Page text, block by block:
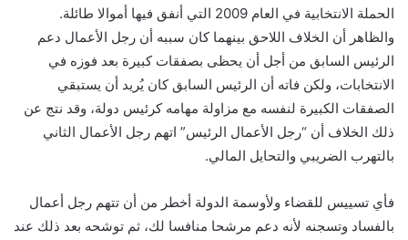
الحملة الانتخابية في العام 2009 التي أنفق فيها أموالا طائلة.
والظاهر أن الخلاف اللاحق بينهما كان سببه أن رجل الأعمال دعم
الرئيس السابق من أجل أن يحظى بصفقات كبيرة بعد فوزه في
الانتخابات، ولكن فاته أن الرئيس السابق كان يُريد أن يستبقي
الصفقات الكبيرة لنفسه مع مزاولة مهامه كرئيس دولة، وقد نتج عن
ذلك الخلاف أن “رجل الأعمال الرئيس” اتهم رجل الأعمال الثاني
بالتهرب الضريبي والتحايل المالي.
فأي تسييس للقضاء ولأوسمة الدولة أخطر من أن تتهم رجل أعمال
بالفساد وتسجنه لأنه دعم مرشحا منافسا لك، ثم توشحه بعد ذلك عند